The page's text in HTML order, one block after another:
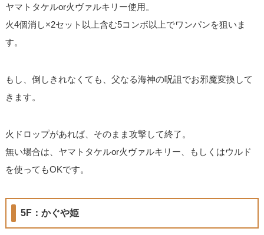
ヤマトタケルor火ヴァルキリー使用。
火4個消し×2セット以上含む5コンボ以上でワンパンを狙いま
す。
もし、倒しきれなくても、父なる海神の呪詛でお邪魔変換して
きます。
火ドロップがあれば、そのまま攻撃して終了。
無い場合は、ヤマトタケルor火ヴァルキリー、もしくはウルド
を使ってもOKです。
5F：かぐや姫